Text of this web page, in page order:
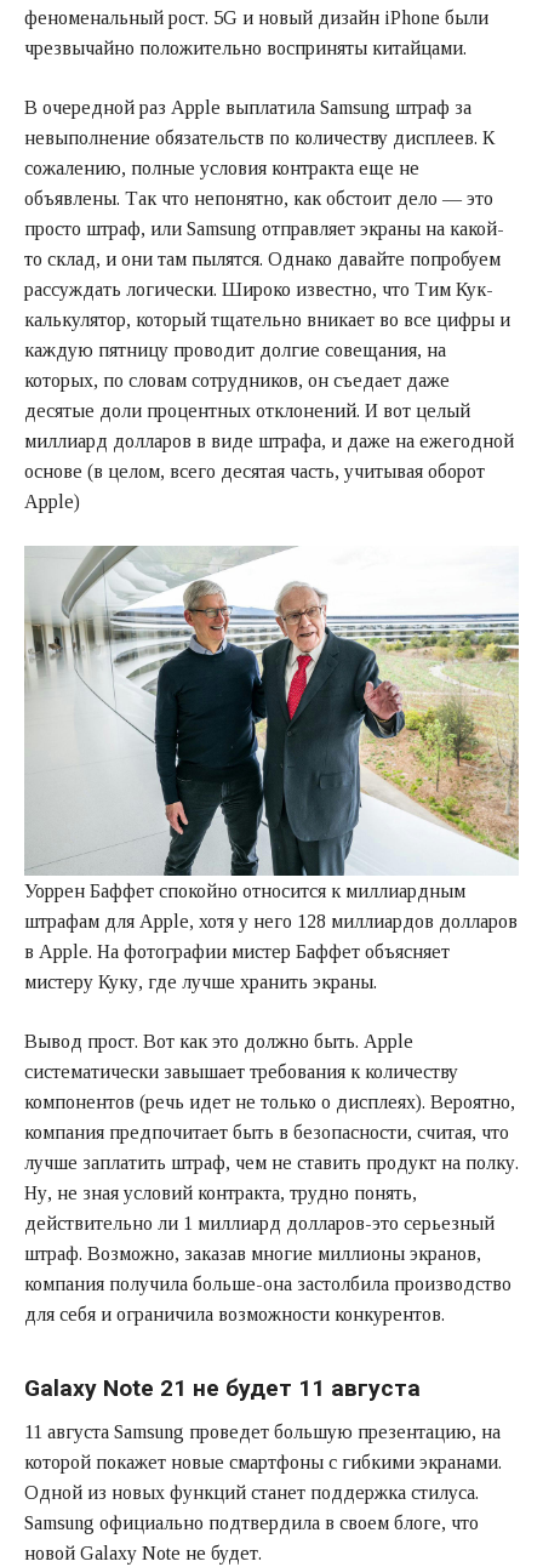
феноменальный рост. 5G и новый дизайн iPhone были
чрезвычайно положительно восприняты китайцами.
В очередной раз Apple выплатила Samsung штраф за
невыполнение обязательств по количеству дисплеев. К
сожалению, полные условия контракта еще не
объявлены. Так что непонятно, как обстоит дело — это
просто штраф, или Samsung отправляет экраны на какой-
то склад, и они там пылятся. Однако давайте попробуем
рассуждать логически. Широко известно, что Тим Кук-
калькулятор, который тщательно вникает во все цифры и
каждую пятницу проводит долгие совещания, на
которых, по словам сотрудников, он съедает даже
десятые доли процентных отклонений. И вот целый
миллиард долларов в виде штрафа, и даже на ежегодной
основе (в целом, всего десятая часть, учитывая оборот
Apple)
Уоррен Баффет спокойно относится к миллиардным
штрафам для Apple, хотя у него 128 миллиардов долларов
в Apple. На фотографии мистер Баффет объясняет
мистеру Куку, где лучше хранить экраны.
Вывод прост. Вот как это должно быть. Apple
систематически завышает требования к количеству
компонентов (речь идет не только о дисплеях). Вероятно,
компания предпочитает быть в безопасности, считая, что
лучше заплатить штраф, чем не ставить продукт на полку.
Ну, не зная условий контракта, трудно понять,
действительно ли 1 миллиард долларов-это серьезный
штраф. Возможно, заказав многие миллионы экранов,
компания получила больше-она застолбила производство
для себя и ограничила возможности конкурентов.
Galaxy Note 21 не будет 11 августа
11 августа Samsung проведет большую презентацию, на
которой покажет новые смартфоны с гибкими экранами.
Одной из новых функций станет поддержка стилуса.
Samsung официально подтвердила в своем блоге, что
новой Galaxy Note не будет.